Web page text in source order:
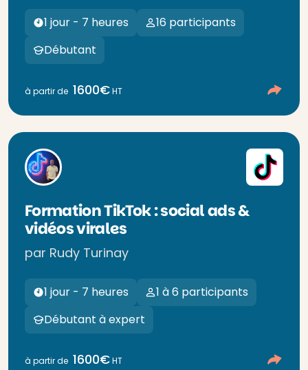
1 jour - 7 heures
16 participants
Débutant
à partir de 1600€HT
Formation TikTok : social ads &
vidéos virales
par Rudy Turinay
1 jour - 7 heures
1 à 6 participants
Débutant à expert
à partir de 1600€HT